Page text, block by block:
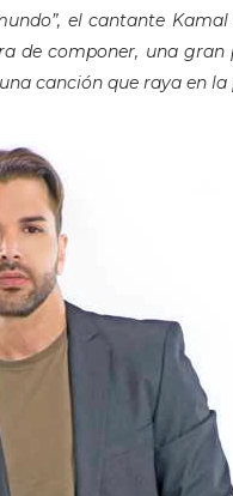
el cantante
de componer, una gran
canción que raya en la